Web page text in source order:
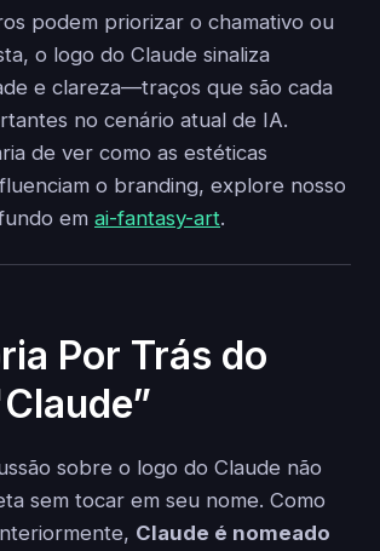
podem priorizar o chamativo ou
o logo do Claude sinaliza
e clareza—traços que são cada
no cenário atual de IA.
de ver como as estéticas
o branding, explore nosso
em ai-fantasy-art.
Por Trás do
sobre o logo do Claude não
sem tocar em seu nome. Como
Claude é nomeado